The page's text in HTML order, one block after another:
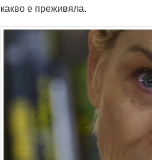
какво е преживяла.